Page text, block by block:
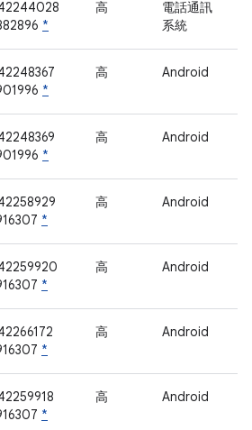
*
高
電話通訊
系統
*
高 Android
*
高 Android
*
高 Android
*
高 Android
*
高 Android
*
高 Android